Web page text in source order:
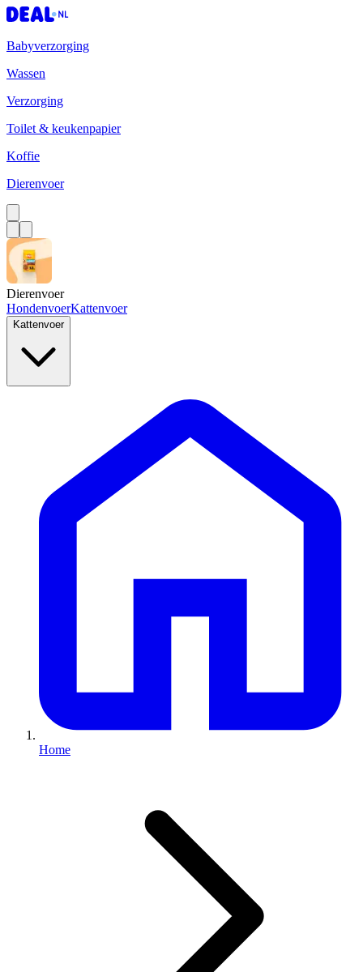
Babyverzorging
Wassen
Verzorging
Toilet & keukenpapier
Koffie
Dierenvoer
Dierenvoer
HondenvoerKattenvoer
Kattenvoer
Home